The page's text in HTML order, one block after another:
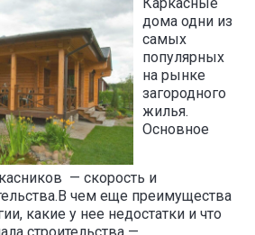
дома одни из
самых
популярных
на рынке
загородного
жилья.
Основное
— скорость и
чем еще преимущества
какие у нее недостатки и что
строительства —